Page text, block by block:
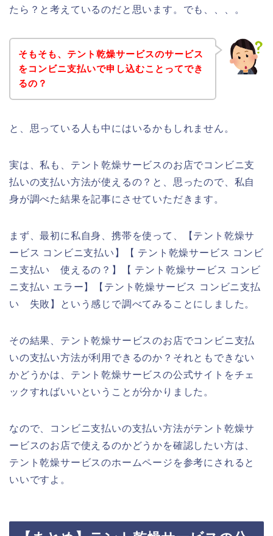
たら？と考えているのだと思います。でも、、、。
そもそも、テント乾燥サービスのサービス
をコンビニ支払いで申し込むことってでき
るの？
と、思っている人も中にはいるかもしれません。
実は、私も、テント乾燥サービスのお店でコンビニ支
払いの支払い方法が使えるの？と、思ったので、私自
身が調べた結果を記事にさせていただきます。
まず、最初に私自身、携帯を使って、【テント乾燥サ
ービス コンビニ支払い】【 テント乾燥サービス コンビ
ニ支払い 使えるの？】【 テント乾燥サービス コンビ
ニ支払い エラー】【テント乾燥サービス コンビニ支払
い 失敗】という感じで調べてみることにしました。
その結果、テント乾燥サービスのお店でコンビニ支払
いの支払い方法が利用できるのか？それともできない
かどうかは、テント乾燥サービスの公式サイトをチェ
ックすればいいということが分かりました。
なので、コンビニ支払いの支払い方法がテント乾燥サ
ービスのお店で使えるのかどうかを確認したい方は、
テント乾燥サービスのホームページを参考にされると
いいですよ。